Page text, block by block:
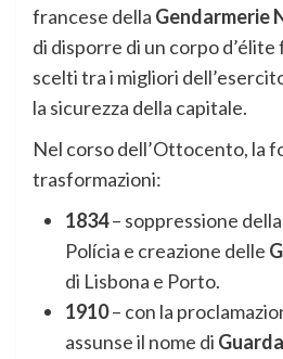
francese della Gendarmerie
di disporre di un corpo
scelti tra i migliori
la sicurezza della capitale.
Nel corso dell’Ottocento, la
trasformazioni:
1834– soppressione
Polícia e creazione delle
di Lisbona e Porto.
1910– con la
assunse il nome di